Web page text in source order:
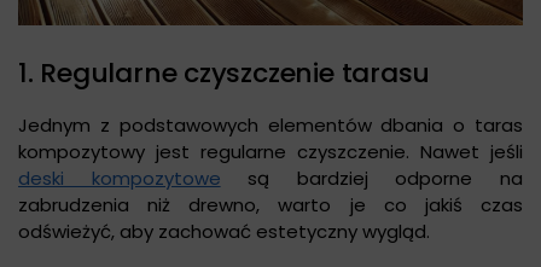
1. Regularne czyszczenie tarasu
Jednym z podstawowych elementów dbania o taras
kompozytowy jest regularne czyszczenie. Nawet jeśli
deski kompozytowe są bardziej odporne na
zabrudzenia niż drewno, warto je co jakiś czas
odświeżyć, aby zachować estetyczny wygląd.